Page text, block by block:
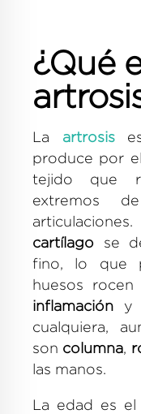
¿Qué
La artrosises
produce por el
tejido que
extremos
cartílago se
fino, lo que
huesos
inflamación y
cualquiera,
son columna,
las manos.
La edad es